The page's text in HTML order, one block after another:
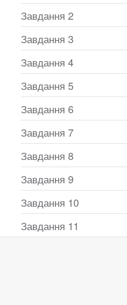
Завдання 2
Завдання 3
Завдання 4
Завдання 5
Завдання 6
Завдання 7
Завдання 8
Завдання 9
Завдання 10
Завдання 11